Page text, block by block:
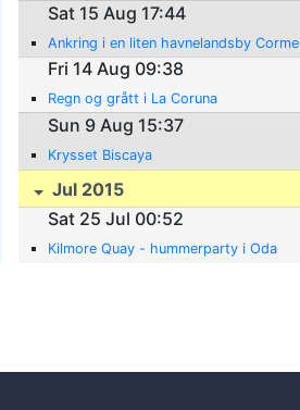
Sat 15 Aug 17:44
Ankring i en liten havnelandsby Corme
Fri 14 Aug 09:38
Regn og grått i La Coruna
Sun 9 Aug 15:37
Krysset Biscaya
Jul 2015
Sat 25 Jul 00:52
Kilmore Quay - hummerparty i Oda